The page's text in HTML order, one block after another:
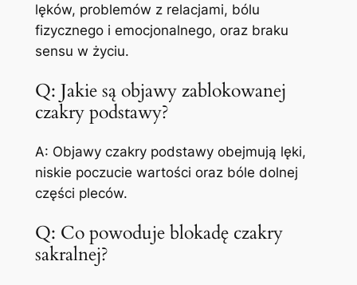
lęków, problemów z relacjami, bólu
fizycznego i emocjonalnego, oraz braku
sensu w życiu.
Q: Jakie są objawy zablokowanej
czakry podstawy?
A: Objawy czakry podstawy obejmują lęki,
niskie poczucie wartości oraz bóle dolnej
części pleców.
Q: Co powoduje blokadę czakry
sakralnej?